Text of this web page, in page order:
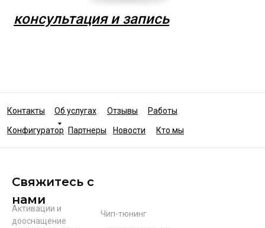
Кто мы
Конфигуратор
Отзывы
Об услугах
консультация и запись
Работы
Партнеры Новости
Контакты
Чип-тюнинг
Активации и
дооснащение
Свяжитесь с
нами